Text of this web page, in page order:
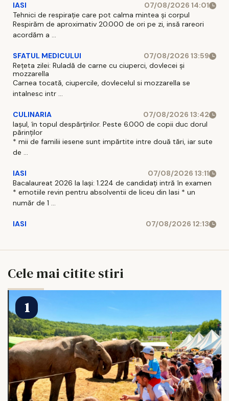
IASI
07/08/2026 14:01
Tehnici de respirație care pot calma mintea și corpul
Respirăm de aproximativ 20.000 de ori pe zi, insă rareori
acordăm a ...
SFATUL MEDICULUI
07/08/2026 13:59
Rețeta zilei: Ruladă de carne cu ciuperci, dovlecei și
mozzarella
Carnea tocată, ciupercile, dovlecelul si mozzarella se
intalnesc intr ...
CULINARIA
07/08/2026 13:42
Iașul, în topul despărțirilor. Peste 6.000 de copii duc dorul
părinților
* mii de familii iesene sunt impărtite intre două tări, iar sute
de ...
IASI
07/08/2026 13:11
Bacalaureat 2026 la Iași: 1.224 de candidați intră în examen
* emotiile revin pentru absolventii de liceu din Iasi * un
număr de 1 ...
IASI 07/08/2026 12:13
Cele mai citite stiri